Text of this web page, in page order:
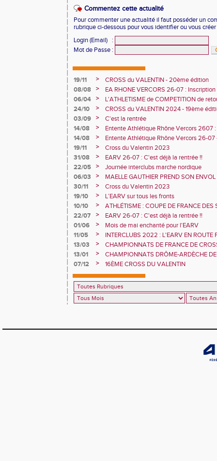
Commentez cette actualité
Pour commenter une actualité il faut posséder un
rubrique ci-dessous pour vous identifier ou vous
Login (Email)
:
Mot de Passe :
19/11 >
CROSS du VALENTIN - 20ème édition
08/08
>
EA RHONE VERCORS 26-07 :
06/04
>
L'ATHLETISME de COMPETITION de
24/10
>
CROSS du VALENTIN 2024 - 19ème
03/09
>
C'est la rentrée
14/08
>
Entente Athlétique Rhône Vercors 2607
2025
14/08 >
Entente Athlétique Rhône Vercors 26-
2025
19/11 >
Cross du Valentin 2023
31/08
>
EARV 26-07 : C'est déjà la rentrée !!
22/05
>
Journée interclubs marche nordique
06/03
>
MAELLE GAUTHIER PREND SON ENVOL
30/11
>
Cross du Valentin 2023
19/10
>
L’EARV sur tous les fronts
10/10
>
ATHLÉTISME : COUPE DE FRANCE DES
LES LANCEURS DE L’EARV 26 07
DU MARTEAU
22/07 >
EARV 26-07 : C'est déjà la rentrée !!
01/06
>
Mois de mai enchanté pour l'EARV
11/05
>
INTERCLUBS 2022 : L'EARV EN ROUTE
RÉGIONALE EXCELLENCE
13/03 >
CHAMPIONNATS DE FRANCE DE
HENRIC DE L’EARV SUR LE PODIUM
13/01 >
CHAMPIONNATS DRÔME-ARDÈCHE
COUNTRY: JUSTINE, THÉOPHILE,
07/12 > 16ÈME CROSS DU VALENTIN